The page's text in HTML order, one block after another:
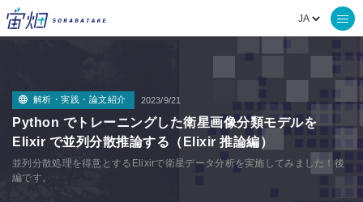
解析・実践・論文紹介 2023/9/21
Python でトレーニングした衛星画像分類モデルを
Elixir で並列分散推論する（Elixir 推論編）
並列分散処理を得意とするElixirで衛星データ分析を実施してみました！後
編です。